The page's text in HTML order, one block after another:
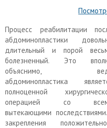
Процесс реабилитации
абдоминопластики
длительный и порой
болезненный. Это
объяснимо,
абдоминопластика
полноценной
операцией со
вытекающими
закрепления